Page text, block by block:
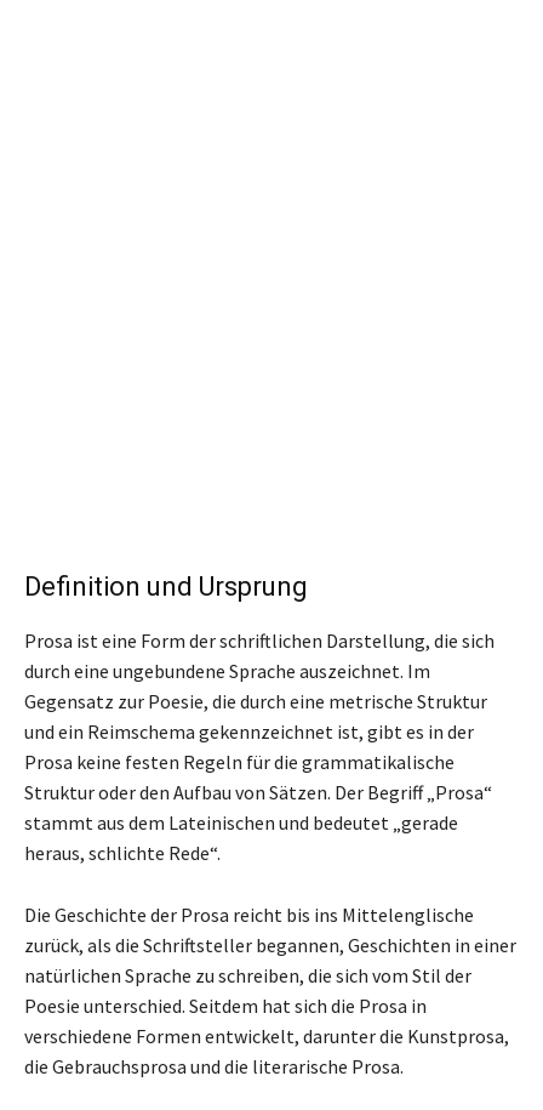
Definition und Ursprung
Prosa ist eine Form der schriftlichen Darstellung, die sich
durch eine ungebundene Sprache auszeichnet. Im
Gegensatz zur Poesie, die durch eine metrische Struktur
und ein Reimschema gekennzeichnet ist, gibt es in der
Prosa keine festen Regeln für die grammatikalische
Struktur oder den Aufbau von Sätzen. Der Begriff „Prosa“
stammt aus dem Lateinischen und bedeutet „gerade
heraus, schlichte Rede“.
Die Geschichte der Prosa reicht bis ins Mittelenglische
zurück, als die Schriftsteller begannen, Geschichten in einer
natürlichen Sprache zu schreiben, die sich vom Stil der
Poesie unterschied. Seitdem hat sich die Prosa in
verschiedene Formen entwickelt, darunter die Kunstprosa,
die Gebrauchsprosa und die literarische Prosa.